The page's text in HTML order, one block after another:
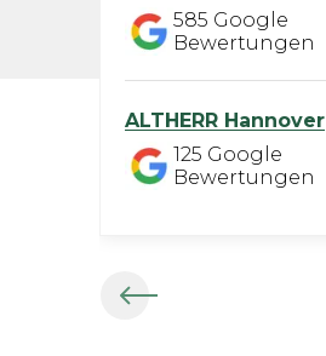
585 Google
Bewertungen
ALTHERR Hannover
125 Google
Bewertungen